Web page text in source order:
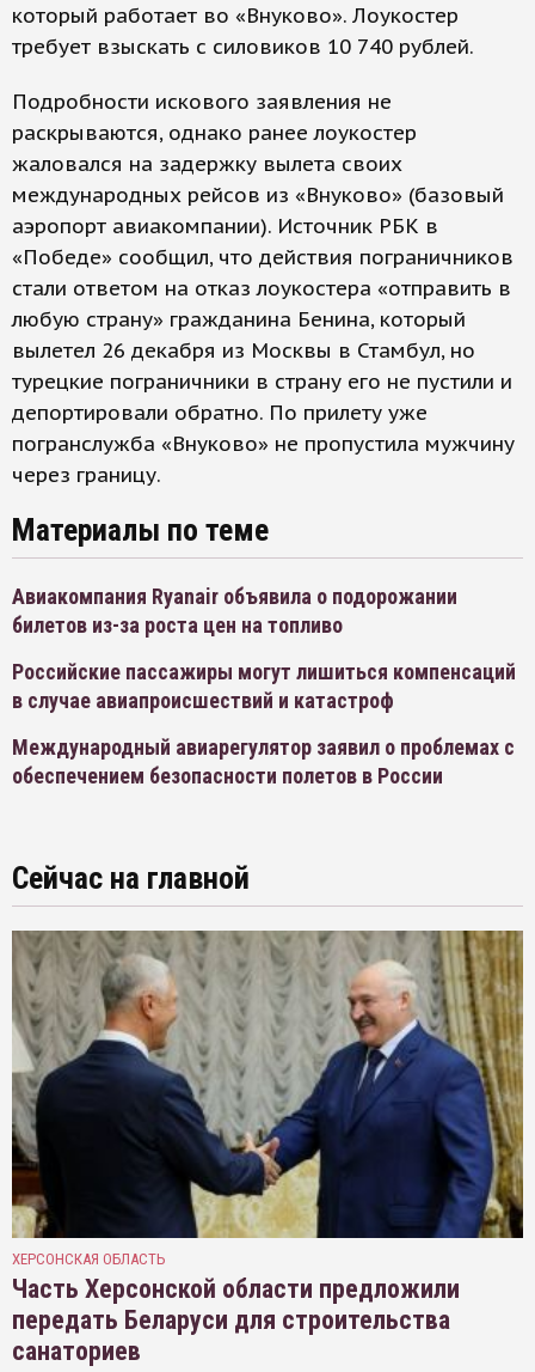
который работает во «Внуково». Лоукостер
требует взыскать с силовиков 10 740 рублей.
Подробности искового заявления не
раскрываются, однако ранее лоукостер
жаловался на задержку вылета своих
международных рейсов из «Внуково» (базовый
аэропорт авиакомпании). Источник РБК в
«Победе» сообщил, что действия пограничников
стали ответом на отказ лоукостера «отправить в
любую страну» гражданина Бенина, который
вылетел 26 декабря из Москвы в Стамбул, но
турецкие пограничники в страну его не пустили и
депортировали обратно. По прилету уже
погранслужба «Внуково» не пропустила мужчину
через границу.
Материалы по теме
Авиакомпания Ryanair объявила о подорожании
билетов из-за роста цен на топливо
Российские пассажиры могут лишиться компенсаций
в случае авиапроисшествий и катастроф
Международный авиарегулятор заявил о проблемах с
обеспечением безопасности полетов в России
Сейчас на главной
ХЕРСОНСКАЯ ОБЛАСТЬ
Часть Херсонской области предложили
передать Беларуси для строительства
санаториев